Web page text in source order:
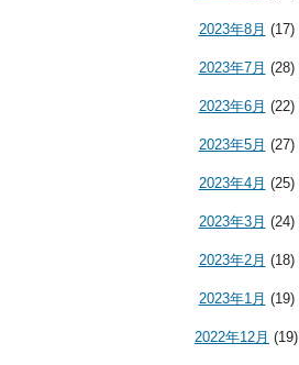
2023年8月 (17)
2023年7月 (28)
2023年6月 (22)
2023年5月 (27)
2023年4月 (25)
2023年3月 (24)
2023年2月 (18)
2023年1月 (19)
2022年12月 (19)